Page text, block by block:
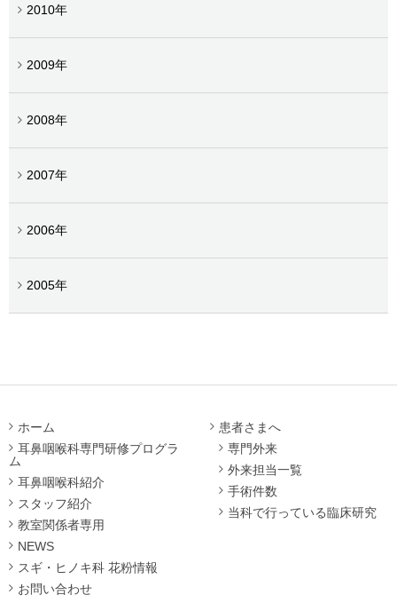
2010年
2009年
2008年
2007年
2006年
2005年
ホーム
耳鼻咽喉科専門研修プログラ
ム
耳鼻咽喉科紹介
スタッフ紹介
教室関係者専用
NEWS
スギ・ヒノキ科 花粉情報
お問い合わせ
患者さまへ
専門外来
外来担当一覧
手術件数
当科で行っている臨床研究